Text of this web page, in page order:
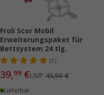
Froli Scor Mobil
Erweiterungspaket für
Bettsystem 24 tlg.
(1)
39,99 €UVP 45,99 €
Lieferbar